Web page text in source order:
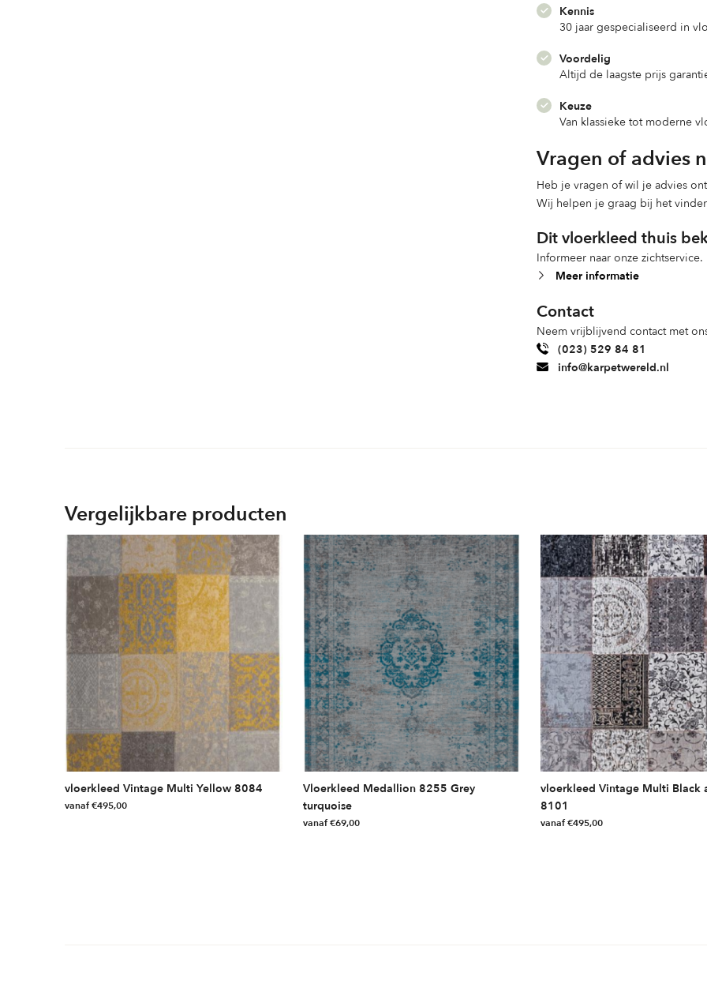
Kennis
30 jaar gespecialiseerd in
Voordelig
Altijd de laagste prijs
Keuze
Van klassieke tot moderne
Vragen of advies
Heb je vragen of wil je advies
Wij helpen je graag bij het
Dit vloerkleed thuis
Informeer naar onze zichtservice.
Meer informatie
Contact
Neem vrijblijvend contact met
(023) 529 84 81
info@karpetwereld.nl
Vergelijkbare producten
vloerkleed Vintage Multi Yellow 8084
vanaf€495,00
Vloerkleed Medallion 8255 Grey
turquoise
vanaf€69,00
vloerkleed Vintage Multi Black
8101
vanaf€495,00